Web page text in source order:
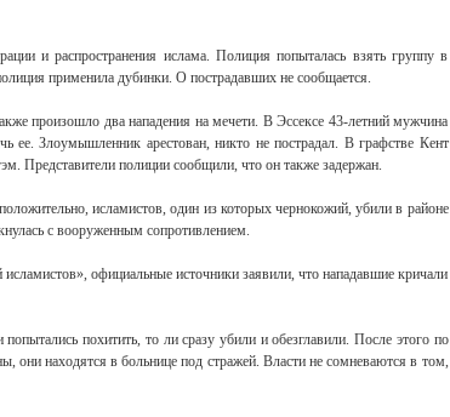
и распространения ислама. Полиция попыталась взять группу в
применила дубинки. О пострадавших не сообщается.
произошло два нападения на мечети. В Эссексе 43-летний мужчина
ее. Злоумышленник арестован, никто не пострадал. В графстве Кент
Представители полиции сообщили, что он также задержан.
исламистов, один из которых чернокожий, убили в районе
с вооруженным сопротивлением.
официальные источники заявили, что нападавшие кричали
похитить, то ли сразу убили и обезглавили. После этого по
они находятся в больнице под стражей. Власти не сомневаются в том,